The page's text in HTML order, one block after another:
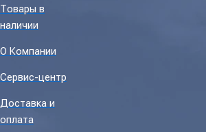
Товары в
наличии
О Компании
Сервис-центр
Доставка и
оплата